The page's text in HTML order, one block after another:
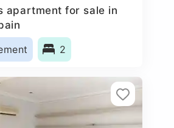
apartment for sale in
2